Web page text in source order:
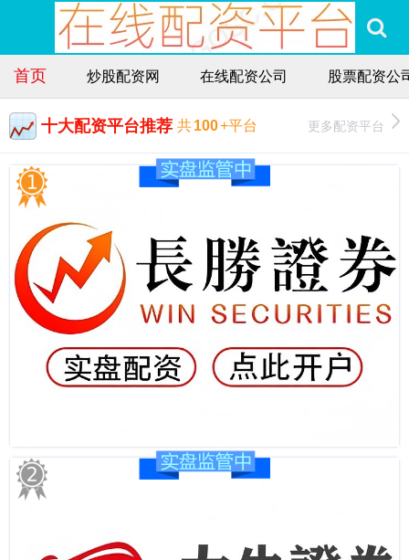
首页 炒股配资网 在线配资公司 股票配资公
十大配资平台推荐 共100+平台 更多配资平台